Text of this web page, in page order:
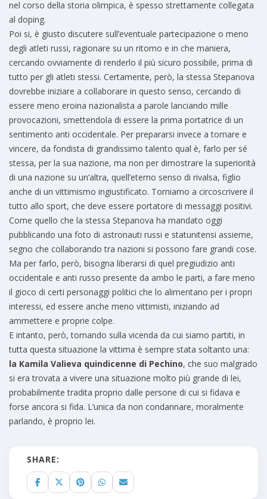
nel corso della storia olimpica, è spesso strettamente collegata
al doping.
Poi si, è giusto discutere sull’eventuale partecipazione o meno
degli atleti russi, ragionare su un ritorno e in che maniera,
cercando ovviamente di renderlo il più sicuro possibile, prima di
tutto per gli atleti stessi. Certamente, però, la stessa Stepanova
dovrebbe iniziare a collaborare in questo senso, cercando di
essere meno eroina nazionalista a parole lanciando mille
provocazioni, smettendola di essere la prima portatrice di un
sentimento anti occidentale. Per prepararsi invece a tornare e
vincere, da fondista di grandissimo talento qual è, farlo per sé
stessa, per la sua nazione, ma non per dimostrare la superiorità
di una nazione su un’altra, quell’eterno senso di rivalsa, figlio
anche di un vittimismo ingiustificato. Torniamo a circoscrivere il
tutto allo sport, che deve essere portatore di messaggi positivi.
Come quello che la stessa Stepanova ha mandato oggi
pubblicando una foto di astronauti russi e statunitensi assieme,
segno che collaborando tra nazioni si possono fare grandi cose.
Ma per farlo, però, bisogna liberarsi di quel pregiudizio anti
occidentale e anti russo presente da ambo le parti, a fare meno
il gioco di certi personaggi politici che lo alimentano per i propri
interessi, ed essere anche meno vittimisti, iniziando ad
ammettere e proprie colpe.
E intanto, però, tornando sulla vicenda da cui siamo partiti, in
tutta questa situazione la vittima è sempre stata soltanto una:
la Kamila Valieva quindicenne di Pechino, che suo malgrado
si era trovata a vivere una situazione molto più grande di lei,
probabilmente tradita proprio dalle persone di cui si fidava e
forse ancora si fida. L’unica da non condannare, moralmente
parlando, è proprio lei.
SHARE: